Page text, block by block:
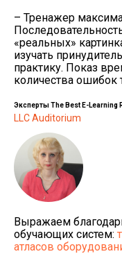
– Тренажер
«реальных»
изучать
практику. Показ
количества ошибок
Эксперты The Best E-Learning
LLC Auditorium
Выражаем
обучающих систем:
атласов